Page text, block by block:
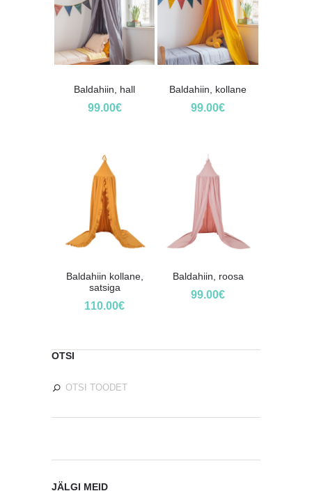
Baldahiin, hall
99.00€
Baldahiin, kollane
99.00€
Baldahiin kollane,
satsiga
110.00€
Baldahiin, roosa
99.00€
OTSI
JÄLGI MEID